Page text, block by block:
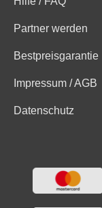
Partner werden
Bestpreisgarantie
Impressum / AGB
Datenschutz